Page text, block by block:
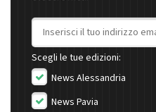
Indirizzo email
Scegli le tue edizioni:
News Alessandria
News Pavia